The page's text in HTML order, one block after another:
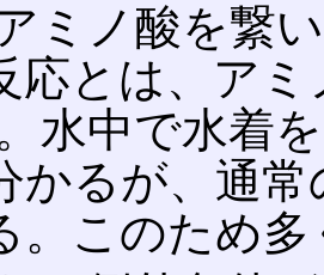
ミノ酸を繋
応とは、ア
水中で水着
かるが、通
。このため